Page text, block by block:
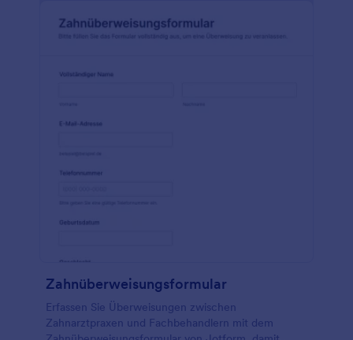
Zahnüberweisungsformular
Erfassen Sie Überweisungen zwischen
Zahnarztpraxen und Fachbehandlern mit dem